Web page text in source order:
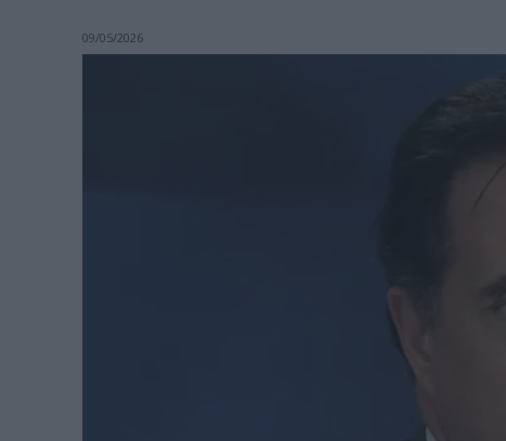
09/05/2026